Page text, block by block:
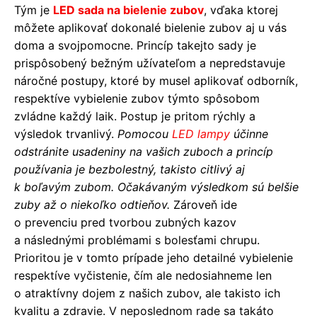
Tým je LED sada na bielenie zubov, vďaka ktorej
môžete aplikovať dokonalé bielenie zubov aj u vás
doma a svojpomocne. Princíp takejto sady je
prispôsobený bežným užívateľom a nepredstavuje
náročné postupy, ktoré by musel aplikovať odborník,
respektíve vybielenie zubov týmto spôsobom
zvládne každý laik. Postup je pritom rýchly a
výsledok trvanlivý. Pomocou LED lampy účinne
odstránite usadeniny na vašich zuboch a princíp
používania je bezbolestný, takisto citlivý aj
k boľavým zubom. Očakávaným výsledkom sú belšie
zuby až o niekoľko odtieňov. Zároveň ide
o prevenciu pred tvorbou zubných kazov
a následnými problémami s bolesťami chrupu.
Prioritou je v tomto prípade jeho detailné vybielenie
respektíve vyčistenie, čím ale nedosiahneme len
o atraktívny dojem z našich zubov, ale takisto ich
kvalitu a zdravie. V neposlednom rade sa takáto